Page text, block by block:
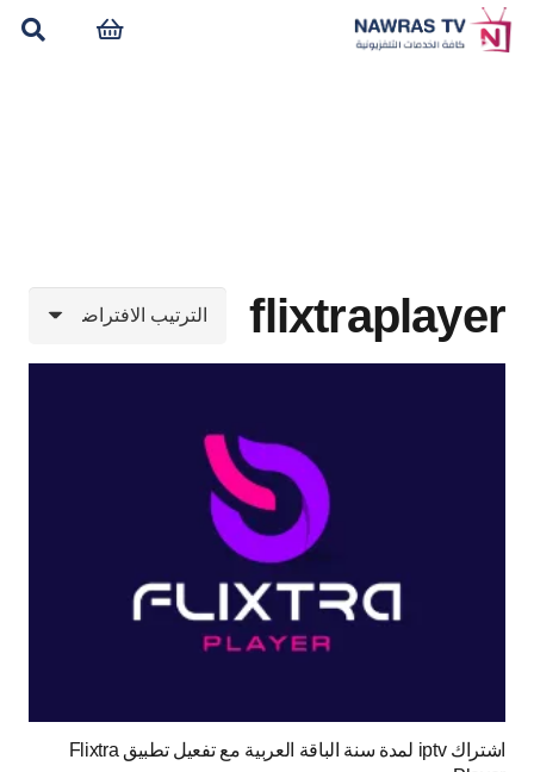
flixtraplayer
اشتراك iptv لمدة سنة الباقة العربية مع تفعيل تطبيق Flixtra